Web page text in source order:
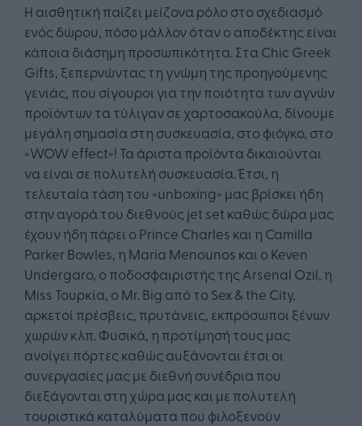
Η αισθητική παίζει μείζονα ρόλο στο σχεδιασμό
ενός δώρου, πόσο μάλλον όταν ο αποδέκτης είναι
κάποια διάσημη προσωπικότητα. Στα Chic Greek
Gifts, ξεπερνώντας τη γνώμη της προηγούμενης
γενιάς, που σίγουροι για την ποιότητα των αγνών
προϊόντων τα τύλιγαν σε χαρτοσακούλα, δίνουμε
μεγάλη σημασία στη συσκευασία, στο φιόγκο, στο
«WOW effect»! Τα άριστα προϊόντα δικαιούνται
να είναι σε πολυτελή συσκευασία. Έτσι, η
τελευταία τάση του «unboxing» μας βρίσκει ήδη
στην αγορά του διεθνούς jet set καθώς δώρα μας
έχουν ήδη πάρει ο Prince Charles και η Camilla
Parker Bowles, η Maria Menounos και ο Keven
Undergaro, ο ποδοσφαιριστής της Arsenal Ozil, η
Miss Τουρκία, ο Mr. Big από το Sex & the City,
αρκετοί πρέσβεις, πρυτάνεις, εκπρόσωποι ξένων
χωρών κλπ. Φυσικά, η προτίμησή τους μας
ανοίγει πόρτες καθώς αυξάνονται έτσι οι
συνεργασίες μας με διεθνή συνέδρια που
διεξάγονται στη χώρα μας και με πολυτελή
τουριστικά καταλύματα που φιλοξενούν